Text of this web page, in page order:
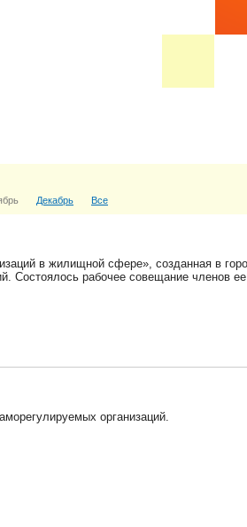
Декабрь Все
в жилищной сфере», созданная в
Состоялось рабочее совещание членов
организаций.